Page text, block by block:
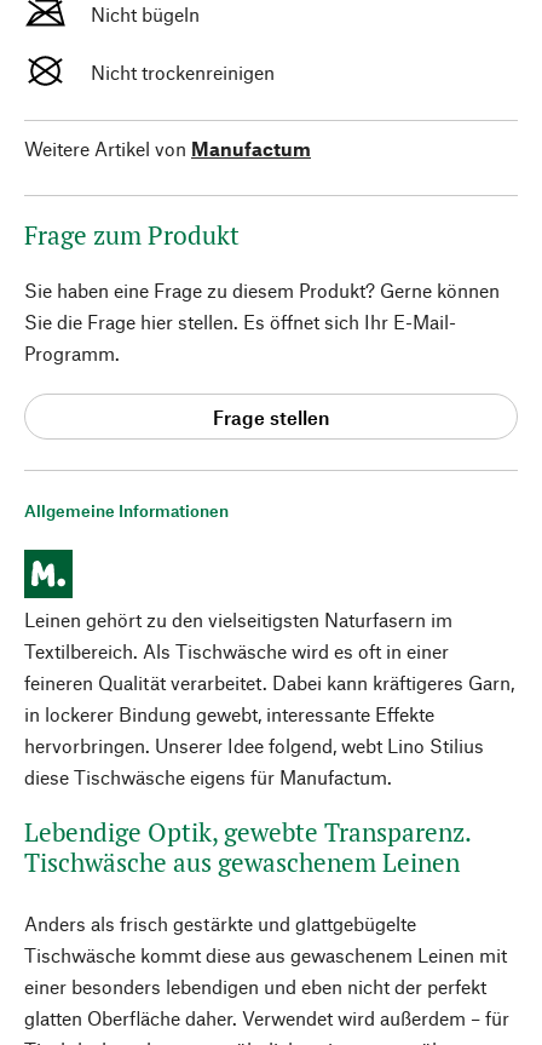
Allgemeine Informationen
Leinen gehört zu den vielseitigsten Naturfasern im
Textilbereich. Als Tischwäsche wird es oft in einer
feineren Qualität verarbeitet. Dabei kann kräftigeres Garn,
in lockerer Bindung gewebt, interessante Effekte
hervorbringen. Unserer Idee folgend, webt Lino Stilius
diese Tischwäsche eigens für Manufactum.
Lebendige Optik, gewebte Transparenz.
Tischwäsche aus gewaschenem Leinen
Anders als frisch gestärkte und glattgebügelte
Tischwäsche kommt diese aus gewaschenem Leinen mit
einer besonders lebendigen und eben nicht der perfekt
glatten Oberfläche daher. Verwendet wird außerdem – für
Nicht bügeln
Nicht trockenreinigen
Weitere Artikel von Manufactum
Frage zum Produkt
Sie haben eine Frage zu diesem Produkt? Gerne können
Sie die Frage hier stellen. Es öffnet sich Ihr E-Mail-
Programm.
Frage stellen